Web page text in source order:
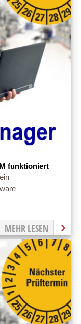
funktioniert
MEHR LESEN